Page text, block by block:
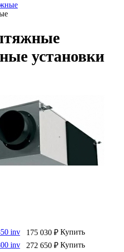
установки
inv 175 030₽ Купить
inv
272 650₽ Купить